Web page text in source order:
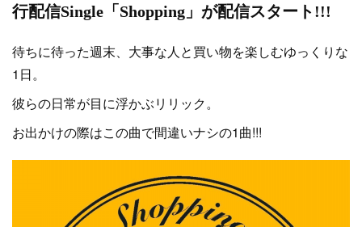
行配信Single「Shopping」が配信スタート!!!
待ちに待った週末、大事な人と買い物を楽しむゆっくりな
1日。
彼らの日常が目に浮かぶリリック。
お出かけの際はこの曲で間違いナシの1曲!!!